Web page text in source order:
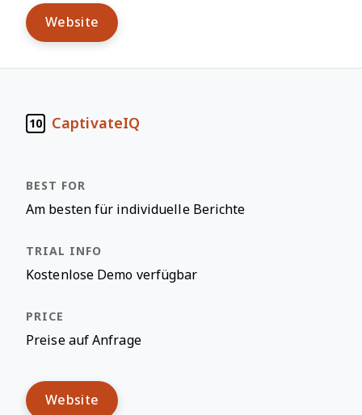
Website
10 CaptivateIQ
Am besten für individuelle Berichte
Kostenlose Demo verfügbar
Preise auf Anfrage
Website